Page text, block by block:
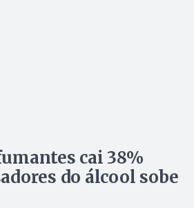
cai 38%
do álcool sobe